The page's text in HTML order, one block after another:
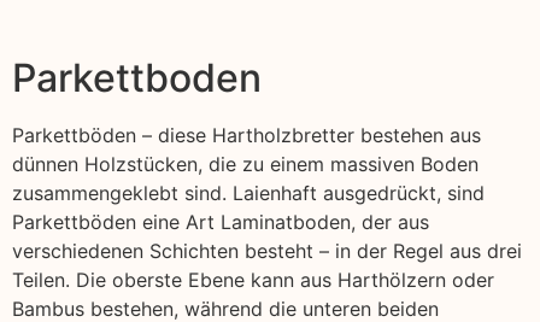
Parkettboden
Parkettböden – diese Hartholzbretter bestehen aus
dünnen Holzstücken, die zu einem massiven Boden
zusammengeklebt sind. Laienhaft ausgedrückt, sind
Parkettböden eine Art Laminatboden, der aus
verschiedenen Schichten besteht – in der Regel aus drei
Teilen. Die oberste Ebene kann aus Harthölzern oder
Bambus bestehen, während die unteren beiden